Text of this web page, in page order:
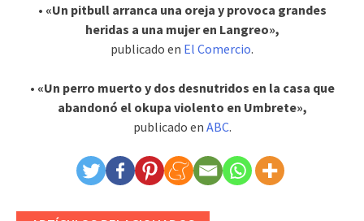
• «Un pitbull arranca una oreja y provoca grandes
heridas a una mujer en Langreo»,
publicado en El Comercio.
• «Un perro muerto y dos desnutridos en la casa que
abandonó el okupa violento en Umbrete»,
publicado en ABC.